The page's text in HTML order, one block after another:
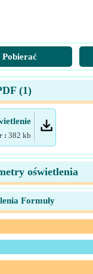
(1)
: 382 kb
oświetlenia
Formuły